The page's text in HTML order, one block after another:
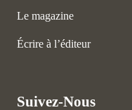
Le magazine
Écrire à l’éditeur
Suivez-Nous